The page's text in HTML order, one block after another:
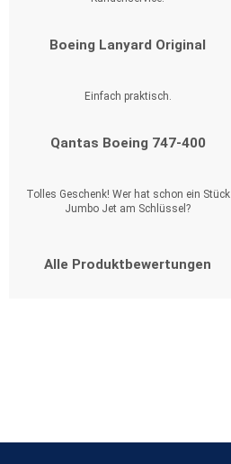
Boeing Lanyard Original
Einfach praktisch.
Qantas Boeing 747-400
Tolles Geschenk! Wer hat schon ein Stück
Jumbo Jet am Schlüssel?
Alle Produktbewertungen